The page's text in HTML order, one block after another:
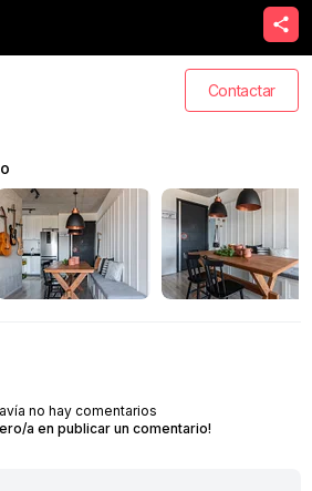
Contactar
no hay comentarios
a en publicar un comentario!